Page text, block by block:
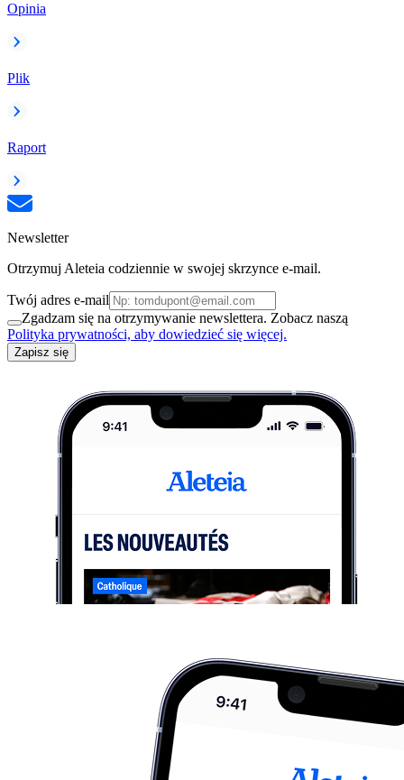
Opinia
Plik
Raport
Newsletter
Otrzymuj Aleteia codziennie w swojej skrzynce e-mail.
Twój adres e-mail
Zgadzam się na otrzymywanie newslettera. Zobacz naszą
Polityka prywatności, aby dowiedzieć się więcej.
Zapisz się